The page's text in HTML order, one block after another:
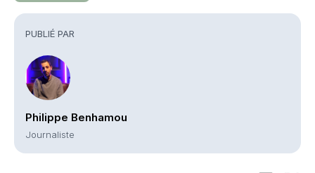
PUBLIÉ PAR
Philippe Benhamou
Journaliste